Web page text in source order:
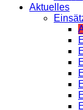
Aktuelles